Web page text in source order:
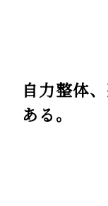
自力整体
ある。